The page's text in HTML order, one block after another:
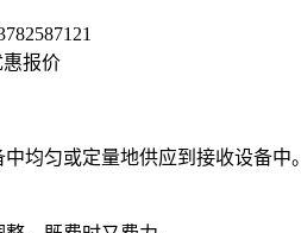
报价
匀或定量地供应到接收设备中